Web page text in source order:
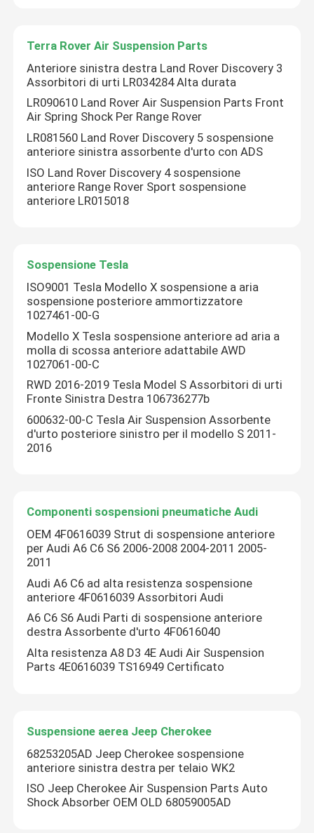
Contattaci
Notizie
Casi
Sistema di sospensione pneumatica dell'auto
Amortizzatore a sospensione pneumatica
Shock a molla d'aria
Parti della sospensione dell'aria di BMW
Terra Rover Air Suspension Parts
Sospensione Tesla
Componenti sospensioni pneumatiche Audi
Terra Rover Air Suspension Parts
Anteriore sinistra destra Land Rover Discovery 3
Assorbitori di urti LR034284 Alta durata
LR090610 Land Rover Air Suspension Parts Front
Air Spring Shock Per Range Rover
LR081560 Land Rover Discovery 5 sospensione
anteriore sinistra assorbente d'urto con ADS
ISO Land Rover Discovery 4 sospensione
anteriore Range Rover Sport sospensione
anteriore LR015018
Sospensione Tesla
ISO9001 Tesla Modello X sospensione a aria
sospensione posteriore ammortizzatore
1027461-00-G
Modello X Tesla sospensione anteriore ad aria a
molla di scossa anteriore adattabile AWD
1027061-00-C
RWD 2016-2019 Tesla Model S Assorbitori di urti
Fronte Sinistra Destra 106736277b
600632-00-C Tesla Air Suspension Assorbente
d'urto posteriore sinistro per il modello S 2011-
2016
Componenti sospensioni pneumatiche Audi
OEM 4F0616039 Strut di sospensione anteriore
per Audi A6 C6 S6 2006-2008 2004-2011 2005-
2011
Audi A6 C6 ad alta resistenza sospensione
anteriore 4F0616039 Assorbitori Audi
A6 C6 S6 Audi Parti di sospensione anteriore
destra Assorbente d'urto 4F0616040
Alta resistenza A8 D3 4E Audi Air Suspension
Parts 4E0616039 TS16949 Certificato
Suspensione aerea Jeep Cherokee
68253205AD Jeep Cherokee sospensione
anteriore sinistra destra per telaio WK2
ISO Jeep Cherokee Air Suspension Parts Auto
Shock Absorber OEM OLD 68059005AD